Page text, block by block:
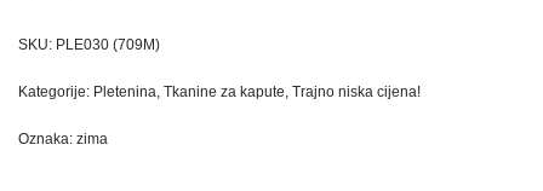
SKU: PLE030 (709M)
Kategorije: Pletenina, Tkanine za kapute, Trajno niska cijena!
Oznaka: zima